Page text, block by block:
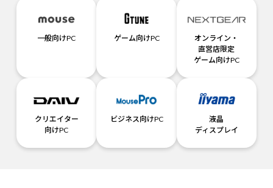
一般向けPC ゲーム向けPC
オンライン・
直営店限定
ゲーム向けPC
クリエイター
向けPC
ビジネス向けPC
液晶
ディスプレイ